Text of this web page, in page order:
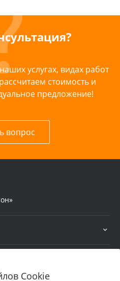
Cookie
услугах, видах работ
стоимость и
предложение!
вопрос